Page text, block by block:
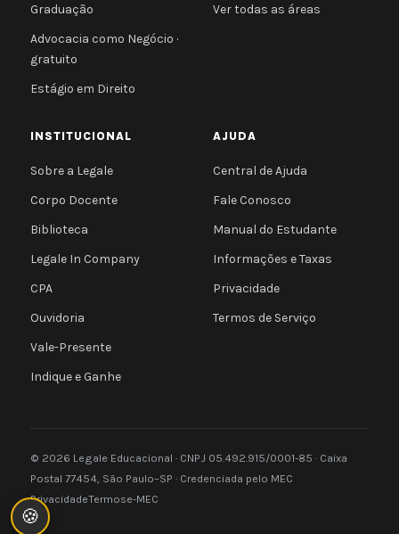
Graduação
Advocacia como Negócio ·
gratuito
Estágio em Direito
Ver todas as áreas
INSTITUCIONAL
Sobre a Legale
Corpo Docente
Biblioteca
Legale In Company
CPA
Ouvidoria
Vale-Presente
Indique e Ganhe
AJUDA
Central de Ajuda
Fale Conosco
Manual do Estudante
Informações e Taxas
Privacidade
Termos de Serviço
© 2026 Legale Educacional · CNPJ 05.492.915/0001-85 · Caixa
Postal 77454, São Paulo–SP · Credenciada pelo MEC
PrivacidadeTermose-MEC
🍪